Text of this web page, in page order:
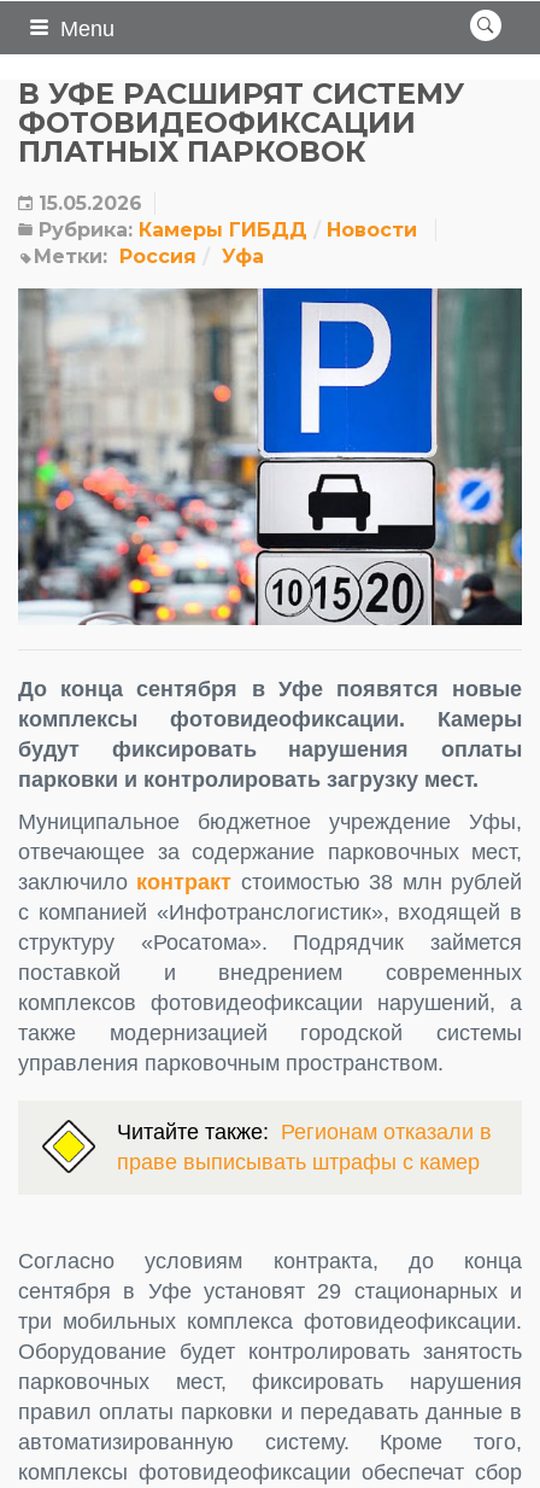
Menu
В УФЕ РАСШИРЯТ СИСТЕМУ
ФОТОВИДЕОФИКСАЦИИ
ПЛАТНЫХ ПАРКОВОК
15.05.2026
Рубрика: Камеры ГИБДД
Новости
Метки: Россия Уфа
До конца сентября в Уфе появятся новые
комплексы фотовидеофиксации. Камеры
будут фиксировать нарушения оплаты
парковки и контролировать загрузку мест.
Муниципальное бюджетное учреждение Уфы,
отвечающее за содержание парковочных мест,
заключило контракт стоимостью 38 млн рублей
с компанией «Инфотранслогистик», входящей в
структуру «Росатома». Подрядчик займется
поставкой и внедрением современных
комплексов фотовидеофиксации нарушений, а
также модернизацией городской системы
управления парковочным пространством.
Читайте также: Регионам отказали в
праве выписывать штрафы с камер
Согласно условиям контракта, до конца
сентября в Уфе установят 29 стационарных и
три мобильных комплекса фотовидеофиксации.
Оборудование будет контролировать занятость
парковочных мест, фиксировать нарушения
правил оплаты парковки и передавать данные в
автоматизированную систему. Кроме того,
комплексы фотовидеофиксации обеспечат сбор